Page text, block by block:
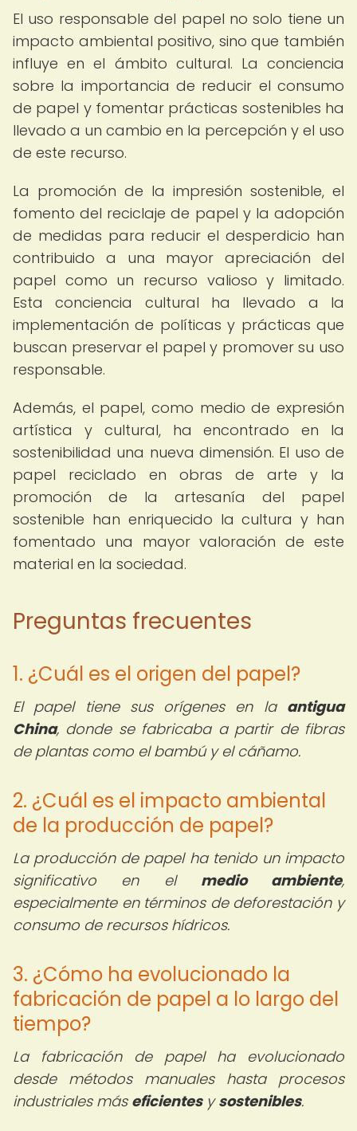
El uso responsable del papel no solo tiene un
impacto ambiental positivo, sino que también
influye en el ámbito cultural. La conciencia
sobre la importancia de reducir el consumo
de papel y fomentar prácticas sostenibles ha
llevado a un cambio en la percepción y el uso
de este recurso.
La promoción de la impresión sostenible, el
fomento del reciclaje de papel y la adopción
de medidas para reducir el desperdicio han
contribuido a una mayor apreciación del
papel como un recurso valioso y limitado.
Esta conciencia cultural ha llevado a la
implementación de políticas y prácticas que
buscan preservar el papel y promover su uso
responsable.
Además, el papel, como medio de expresión
artística y cultural, ha encontrado en la
sostenibilidad una nueva dimensión. El uso de
papel reciclado en obras de arte y la
promoción de la artesanía del papel
sostenible han enriquecido la cultura y han
fomentado una mayor valoración de este
material en la sociedad.
Preguntas frecuentes
1. ¿Cuál es el origen del papel?
El papel tiene sus orígenes en la antigua
China, donde se fabricaba a partir de fibras
de plantas como el bambú y el cáñamo.
2. ¿Cuál es el impacto ambiental
de la producción de papel?
La producción de papel ha tenido un impacto
significativo en el medio ambiente,
especialmente en términos de deforestación y
consumo de recursos hídricos.
3. ¿Cómo ha evolucionado la
fabricación de papel a lo largo del
tiempo?
La fabricación de papel ha evolucionado
desde métodos manuales hasta procesos
industriales más eficientesysostenibles.